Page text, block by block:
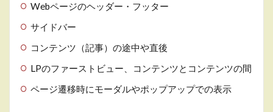
ト
大
に
リ
ュ
Webページのヘッダー・フッター
サイドバー
コンテンツ（記事）の途中や直後
LPのファーストビュー、コンテンツとコンテンツの間
ページ遷移時にモーダルやポップアップでの表示